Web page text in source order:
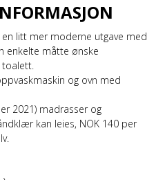
litt mer moderne utgave med
enkelte måtte ønske
toalett.
og ovn med
2021) madrasser og
kan leies, NOK 140 per